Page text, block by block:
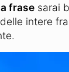
frase sarai
intere